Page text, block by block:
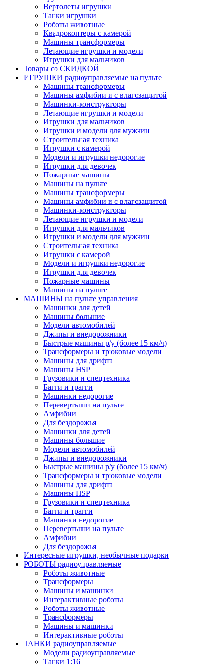
Вертолеты игрушки
Танки игрушки
Роботы животные
Квадрокоптеры с камерой
Машины трансформеры
Летающие игрушки и модели
Игрушки для мальчиков
Товары со СКИДКОЙ
ИГРУШКИ радиоуправляемые на пульте
Машины трансформеры
Машины амфибии и с влагозащитой
Машинки-конструкторы
Летающие игрушки и модели
Игрушки для мальчиков
Игрушки и модели для мужчин
Строительная техника
Игрушки с камерой
Модели и игрушки недорогие
Игрушки для девочек
Пожарные машины
Машины на пульте
Машины трансформеры
Машины амфибии и с влагозащитой
Машинки-конструкторы
Летающие игрушки и модели
Игрушки для мальчиков
Игрушки и модели для мужчин
Строительная техника
Игрушки с камерой
Модели и игрушки недорогие
Игрушки для девочек
Пожарные машины
Машины на пульте
МАШИНЫ на пульте управления
Машинки для детей
Машины большие
Модели автомобилей
Джипы и внедорожники
Быстрые машины р/у (более 15 км/ч)
Трансформеры и трюковые модели
Машины для дрифта
Машины HSP
Грузовики и спецтехника
Багги и трагги
Машинки недорогие
Перевертыши на пульте
Амфибии
Для бездорожья
Машинки для детей
Машины большие
Модели автомобилей
Джипы и внедорожники
Быстрые машины р/у (более 15 км/ч)
Трансформеры и трюковые модели
Машины для дрифта
Машины HSP
Грузовики и спецтехника
Багги и трагги
Машинки недорогие
Перевертыши на пульте
Амфибии
Для бездорожья
Интересные игрушки, необычные подарки
РОБОТЫ радиоуправляемые
Роботы животные
Трансформеры
Машины и машинки
Интерактивные роботы
Роботы животные
Трансформеры
Машины и машинки
Интерактивные роботы
ТАНКИ радиоуправляемые
Модели радиоуправляемые
Танки 1:16